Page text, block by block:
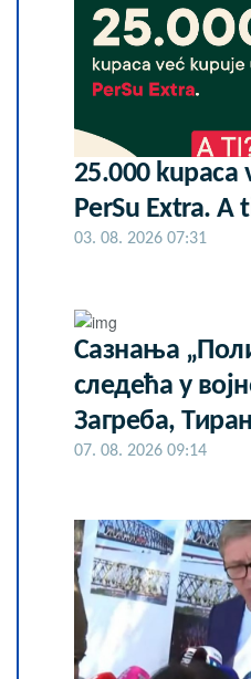
25.000 kupaca
PerSu Extra. A
03. 08. 2026 07:31
Сазнања
следећа у
Загреба,
07. 08. 2026 09:14